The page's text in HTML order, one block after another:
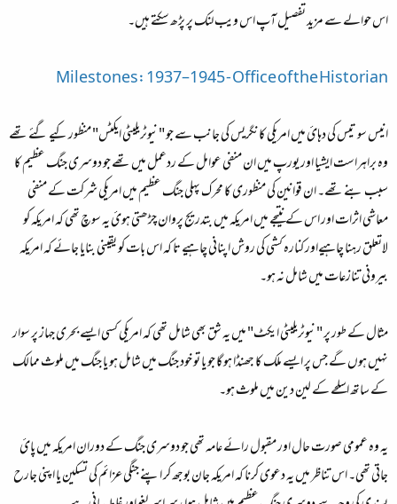
اس حوالے سے مزيد تفصيل آپ اس ويب لنک پر پڑھ سکتے ہيں۔
Milestones: 1937–1945 - Office of the Historian
انيس سو تيس کی دہائ ميں امريکی کانگريس کی جانب سے جو "نيوٹريليٹی ايکٹس" منظور کيے گئے تھے
وہ براہراست ايشيا اور يورپ ميں ان منفی عوامل کے ردعمل ميں تھے جو دوسری جنگ عظيم کا
سبب بنے تھے۔ ان قوانين کی منظوری کا محرک پہلی جنگ عظيم ميں امريکی شرکت کے منفی
معاشی اثرات اور اس کے نتيجے ميں امريکہ ميں بتدريج پروان چڑھتی ہوئ يہ سوچ تھی کہ امريکہ کو
لاتعلق رہنا چاہيےاور کنارہ کشی کی روش اپنانی چاہيے تا کہ اس بات کو يقینی بنايا جائے کہ امريکہ
بيرونی تنازعات ميں شامل نہ ہو۔
مثال کے طور پر "نيوٹريليٹی ايکٹ" ميں يہ شق بھی شامل تھی کہ امريکی کسی ايسے بحری جہاز پر سوار
نہيں ہوں گے جس پر ايسے ملک کا جھنڈا ہو گا جو يا تو خود جنگ ميں شامل ہو يا جنگ ميں ملوث ممالک
کے ساتھ اسلحے کے لين دين ميں ملوث ہو۔
يہ وہ عمومی صورت حال اور مقبول رائے عامہ تھی جو دوسری جنگ کے دوران امريکہ ميں پائ
جاتی تھی۔ اس تناظر ميں يہ دعوی کرنا کہ امريکہ جان بوجھ کر اپنے جنگی عزائم کی تسکين يا اپنی جارح